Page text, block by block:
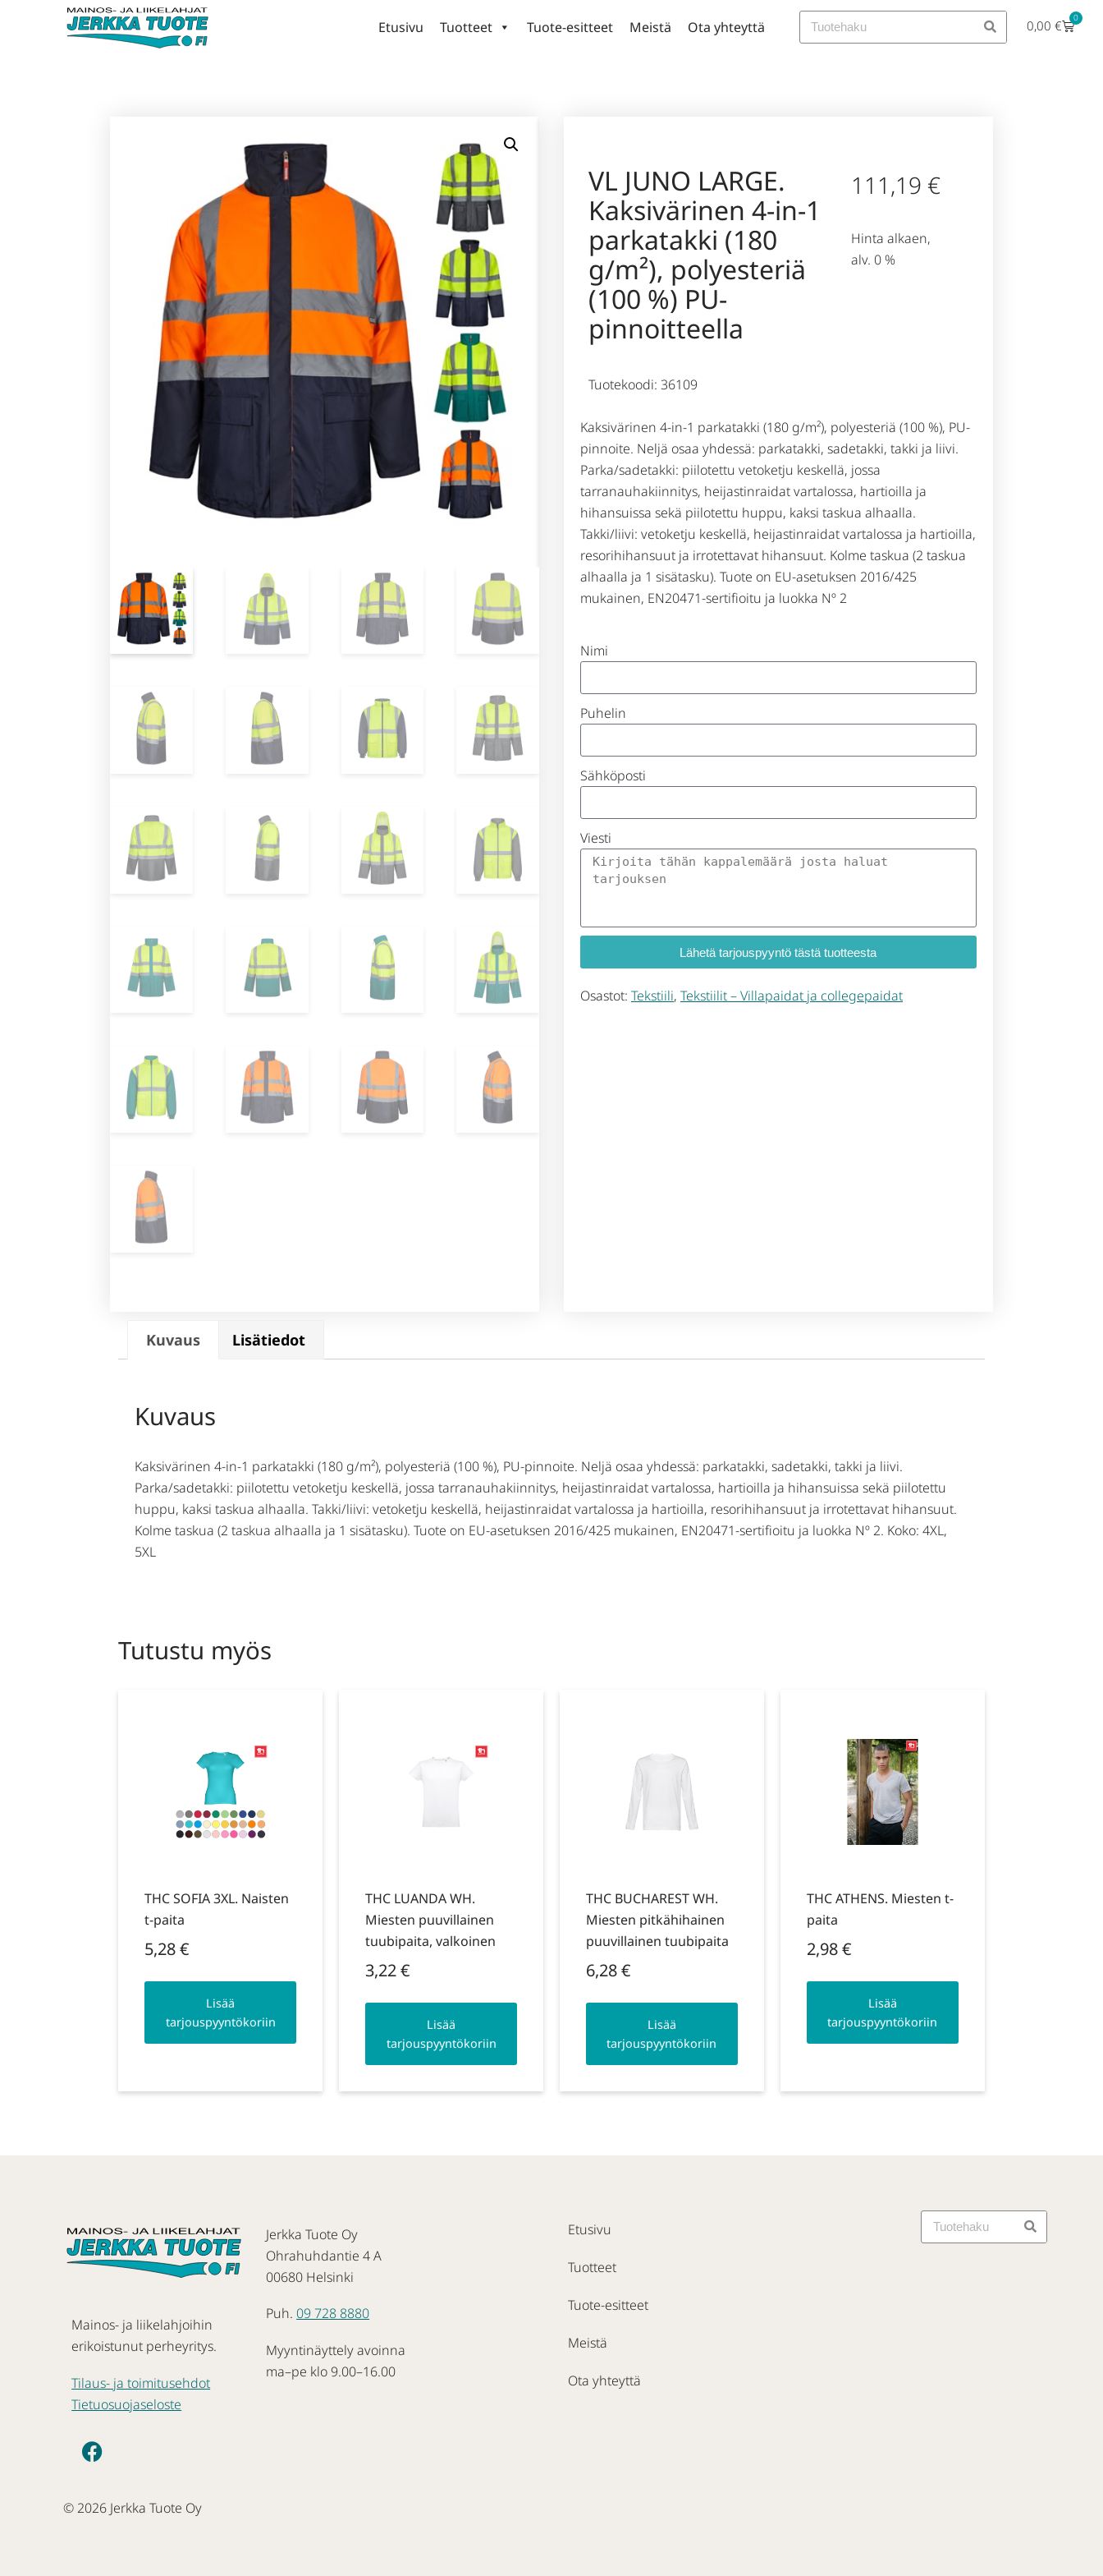
Etusivu Tuotteet Tuote-esitteet Meistä Ota yhteyttä 0,00€ 0
VL JUNO LARGE.
Kaksivärinen 4-in-1
parkatakki (180
g/m²), polyesteriä
(100 %) PU-
pinnoitteella
Tuotekoodi: 36109
111,19 €
Hinta alkaen,
alv. 0 %
Kaksivärinen 4-in-1 parkatakki (180 g/m²), polyesteriä (100 %), PU-
pinnoite. Neljä osaa yhdessä: parkatakki, sadetakki, takki ja liivi.
Parka/sadetakki: piilotettu vetoketju keskellä, jossa
tarranauhakiinnitys, heijastinraidat vartalossa, hartioilla ja
hihansuissa sekä piilotettu huppu, kaksi taskua alhaalla.
Takki/liivi: vetoketju keskellä, heijastinraidat vartalossa ja hartioilla,
resorihihansuut ja irrotettavat hihansuut. Kolme taskua (2 taskua
alhaalla ja 1 sisätasku). Tuote on EU-asetuksen 2016/425
mukainen, EN20471-sertifioitu ja luokka Nº 2
Nimi
Puhelin
Sähköposti
Viesti
Lähetä tarjouspyyntö tästä tuotteesta
Osastot: Tekstiili, Tekstiilit – Villapaidat ja collegepaidat
Kuvaus Lisätiedot
Kuvaus
Kaksivärinen 4-in-1 parkatakki (180 g/m²), polyesteriä (100 %), PU-pinnoite. Neljä osaa yhdessä: parkatakki, sadetakki, takki ja liivi.
Parka/sadetakki: piilotettu vetoketju keskellä, jossa tarranauhakiinnitys, heijastinraidat vartalossa, hartioilla ja hihansuissa sekä piilotettu
huppu, kaksi taskua alhaalla. Takki/liivi: vetoketju keskellä, heijastinraidat vartalossa ja hartioilla, resorihihansuut ja irrotettavat hihansuut.
Kolme taskua (2 taskua alhaalla ja 1 sisätasku). Tuote on EU-asetuksen 2016/425 mukainen, EN20471-sertifioitu ja luokka Nº 2. Koko: 4XL,
5XL
Tutustu myös
THC SOFIA 3XL. Naisten
t-paita
5,28€
Lisää
tarjouspyyntökoriin
THC LUANDA WH.
Miesten puuvillainen
tuubipaita, valkoinen
3,22€
Lisää
tarjouspyyntökoriin
THC BUCHAREST WH.
Miesten pitkähihainen
puuvillainen tuubipaita
6,28€
Lisää
tarjouspyyntökoriin
THC ATHENS. Miesten t-
paita
2,98€
Lisää
tarjouspyyntökoriin
Mainos- ja liikelahjoihin
erikoistunut perheyritys.
Tilaus- ja toimitusehdot
Tietuosuojaseloste
Jerkka Tuote Oy
Ohrahuhdantie 4 A
00680 Helsinki
Puh. 09 728 8880
Myyntinäyttely avoinna
ma–pe klo 9.00–16.00
Etusivu
Tuotteet
Tuote-esitteet
Meistä
Ota yhteyttä
© 2026 Jerkka Tuote Oy